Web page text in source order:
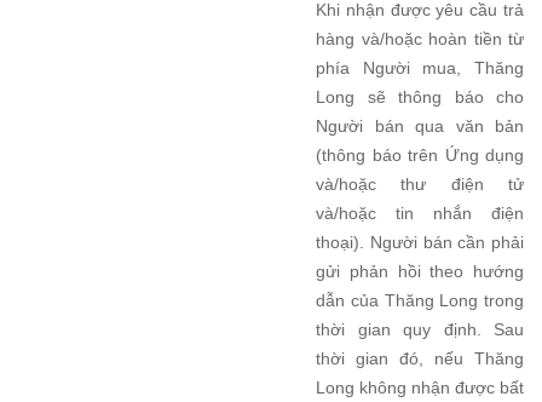
Khi nhận được yêu cầu trả
hàng và/hoặc hoàn tiền từ
phía Người mua, Thăng
Long sẽ thông báo cho
Người bán qua văn bản
(thông báo trên Ứng dụng
và/hoặc thư điện tử
và/hoặc tin nhắn điện
thoại). Người bán cần phải
gửi phản hồi theo hướng
dẫn của Thăng Long trong
thời gian quy định. Sau
thời gian đó, nếu Thăng
Long không nhận được bất